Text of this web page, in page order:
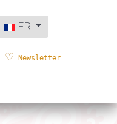
Sélectionnez votre langue
FR
Newsletter